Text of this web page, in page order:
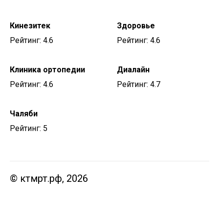
Кинезитек
Рейтинг: 4.6
Здоровье
Рейтинг: 4.6
Клиника ортопедии
Рейтинг: 4.6
Диалайн
Рейтинг: 4.7
Чаляби
Рейтинг: 5
© ктмрт.рф, 2026